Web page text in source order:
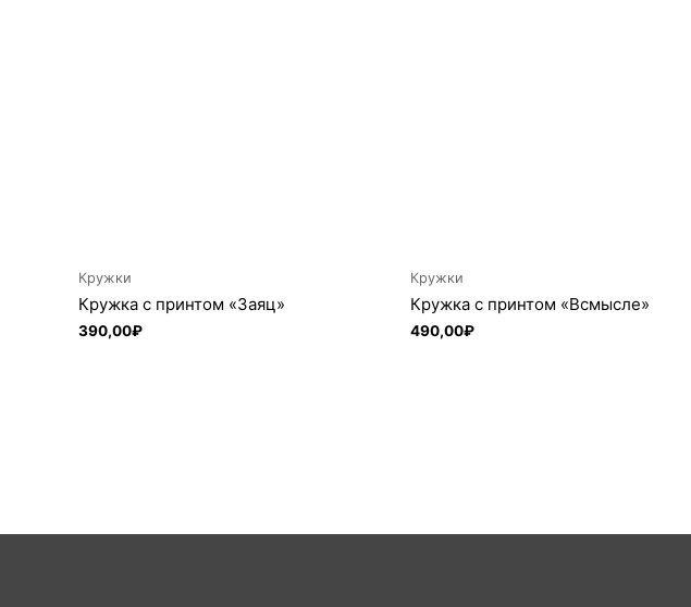
Кружки
Кружка с принтом «Заяц»
390,00₽
Кружки
Кружка с принтом «Всмысле»
490,00₽